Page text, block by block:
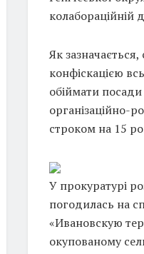
колабораційній
Як
конфіскацією
обіймати
організаційно-
строком на 15
У прокуратурі
погодилась на
«Ивановскую
окупованому